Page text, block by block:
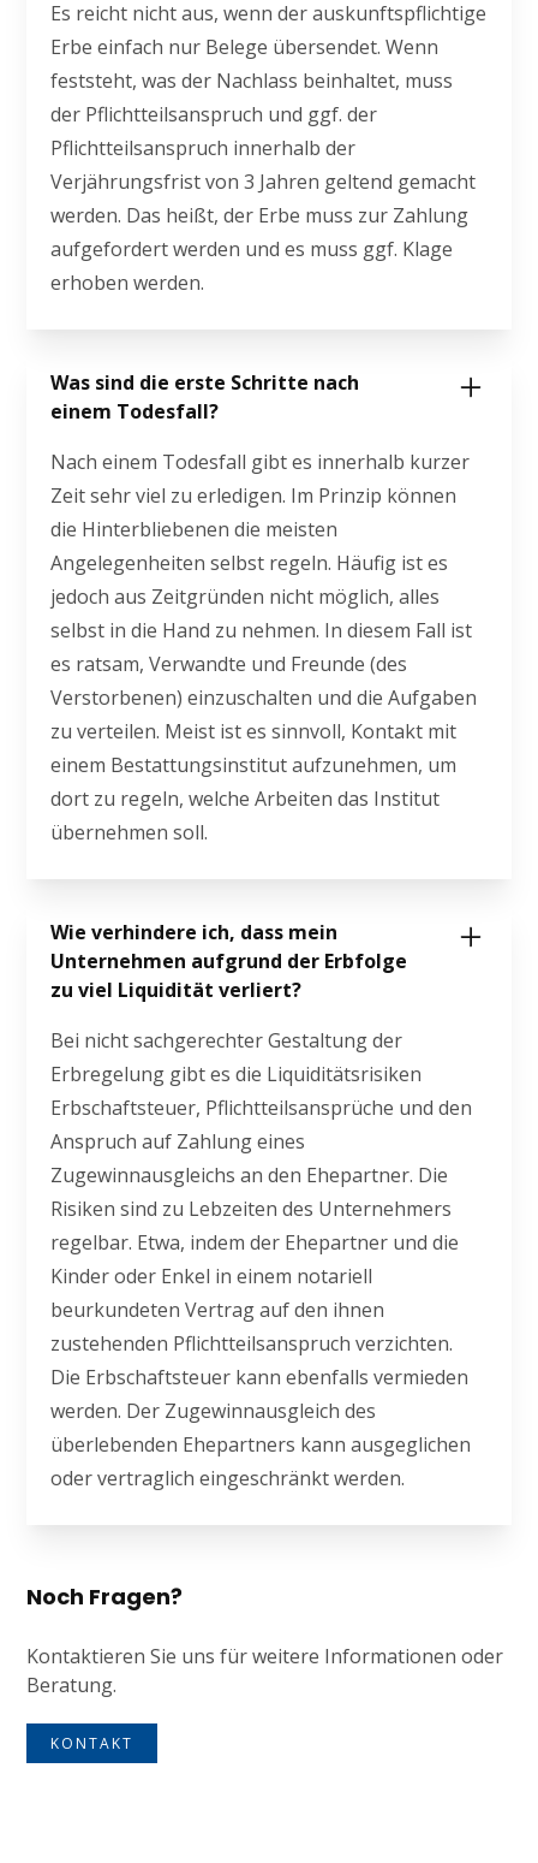
Es reicht nicht aus, wenn der auskunftspflichtige
Erbe einfach nur Belege übersendet. Wenn
feststeht, was der Nachlass beinhaltet, muss
der Pflichtteilsanspruch und ggf. der
Pflichtteilsanspruch innerhalb der
Verjährungsfrist von 3 Jahren geltend gemacht
werden. Das heißt, der Erbe muss zur Zahlung
aufgefordert werden und es muss ggf. Klage
erhoben werden.
Was sind die erste Schritte nach
einem Todesfall?
Nach einem Todesfall gibt es innerhalb kurzer
Zeit sehr viel zu erledigen. Im Prinzip können
die Hinterbliebenen die meisten
Angelegenheiten selbst regeln. Häufig ist es
jedoch aus Zeitgründen nicht möglich, alles
selbst in die Hand zu nehmen. In diesem Fall ist
es ratsam, Verwandte und Freunde (des
Verstorbenen) einzuschalten und die Aufgaben
zu verteilen. Meist ist es sinnvoll, Kontakt mit
einem Bestattungsinstitut aufzunehmen, um
dort zu regeln, welche Arbeiten das Institut
übernehmen soll.
Wie verhindere ich, dass mein
Unternehmen aufgrund der Erbfolge
zu viel Liquidität verliert?
Bei nicht sachgerechter Gestaltung der
Erbregelung gibt es die Liquiditätsrisiken
Erbschaftsteuer, Pflichtteilsansprüche und den
Anspruch auf Zahlung eines
Zugewinnausgleichs an den Ehepartner. Die
Risiken sind zu Lebzeiten des Unternehmers
regelbar. Etwa, indem der Ehepartner und die
Kinder oder Enkel in einem notariell
beurkundeten Vertrag auf den ihnen
zustehenden Pflichtteilsanspruch verzichten.
Die Erbschaftsteuer kann ebenfalls vermieden
werden. Der Zugewinnausgleich des
überlebenden Ehepartners kann ausgeglichen
oder vertraglich eingeschränkt werden.
Noch Fragen?
Kontaktieren Sie uns für weitere Informationen oder
Beratung.
KONTAKT